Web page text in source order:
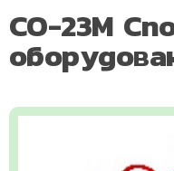
СО-23М